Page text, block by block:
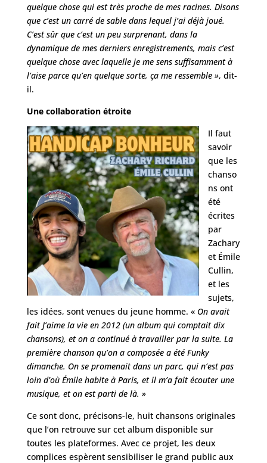
quelque chose qui est très proche de mes racines. Disons
que c’est un carré de sable dans lequel j’ai déjà joué.
C’est sûr que c’est un peu surprenant, dans la
dynamique de mes derniers enregistrements, mais c’est
quelque chose avec laquelle je me sens suffisamment à
l’aise parce qu’en quelque sorte, ça me ressemble », dit-
il.
Une collaboration étroite
Il faut
savoir
que les
chanso
ns ont
été
écrites
par
Zachary
et Émile
Cullin,
et les
sujets,
les idées, sont venues du jeune homme. «On avait
fait J’aime la vie en 2012 (un album qui comptait dix
chansons), et on a continué à travailler par la suite. La
première chanson qu’on a composée a été Funky
dimanche. On se promenait dans un parc, qui n’est pas
loin d’où Émile habite à Paris, et il m’a fait écouter une
musique, et on est parti de là. »
Ce sont donc, précisons-le, huit chansons originales
que l’on retrouve sur cet album disponible sur
toutes les plateformes. Avec ce projet, les deux
complices espèrent sensibiliser le grand public aux